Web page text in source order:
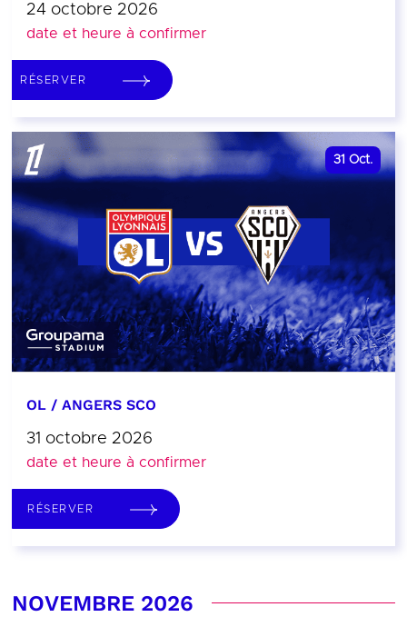
24 octobre 2026
date et heure à confirmer
RÉSERVER
31 Oct.
OL / ANGERS SCO
31 octobre 2026
date et heure à confirmer
RÉSERVER
NOVEMBRE 2026